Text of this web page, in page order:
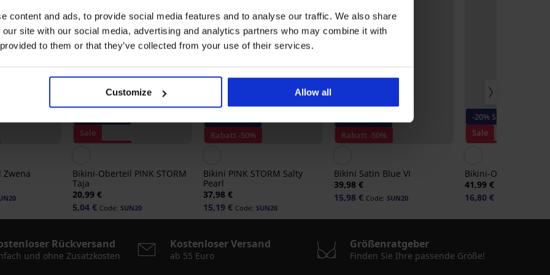
content and ads, to provide social media features and to analyse our traffic. We also share
site with our social media, advertising and analytics partners who may combine it with
to them or that they’ve collected from your use of their services.
Customize Allow all
Sale
Bikini-Oberteil PINK STORM
Taja
20,99 €
5,04 € Code: SUN20
Rabatt -50%
Bikini PINK STORM Salty
Pearl
37,98 €
15,19 € Code: SUN20
Rabatt -50%
Bikini Satin Blue VI
39,98 €
15,98 € Code: SUN20
-20% SUN20
Sale
Bikini-Oberteil Afia
41,99 €
16,80 €
Rückversand
und ohne Zusatzkosten
Kostenloser Versand
ab 55 Euro
Größenratgeber
Finden Sie Ihre passende Größe!